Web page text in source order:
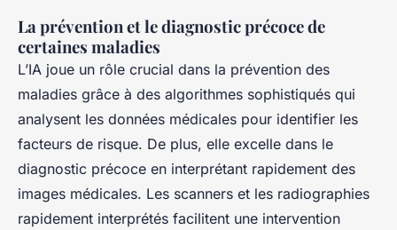
La prévention et le diagnostic précoce de
certaines maladies
L’IA joue un rôle crucial dans la prévention des
maladies grâce à des algorithmes sophistiqués qui
analysent les données médicales pour identifier les
facteurs de risque. De plus, elle excelle dans le
diagnostic précoce en interprétant rapidement des
images médicales. Les scanners et les radiographies
rapidement interprétés facilitent une intervention